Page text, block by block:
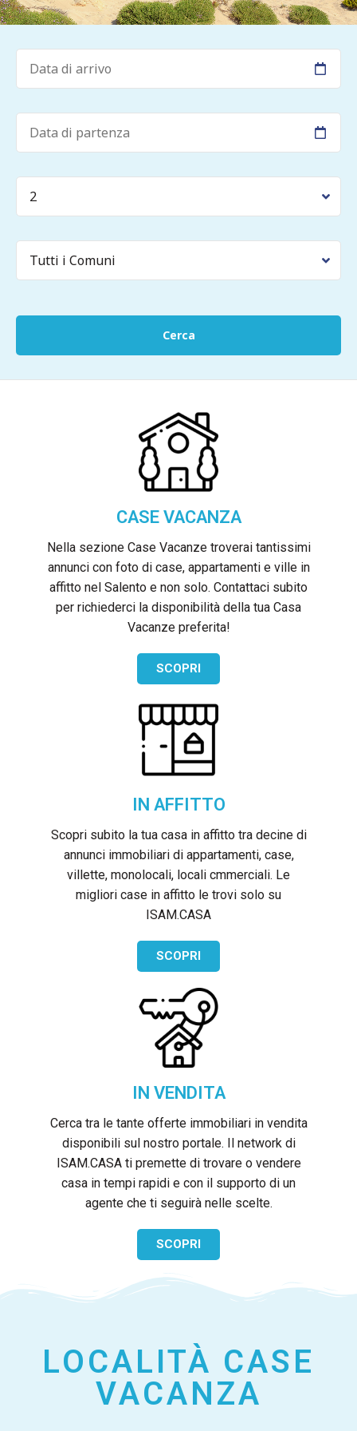
CASE VACANZA
Nella sezione Case Vacanze troverai tantissimi
annunci con foto di case, appartamenti e ville in
affitto nel Salento e non solo. Contattaci subito
per richiederci la disponibilità della tua Casa
Vacanze preferita!
SCOPRI
IN AFFITTO
Scopri subito la tua casa in affitto tra decine di
annunci immobiliari di appartamenti, case,
villette, monolocali, locali cmmerciali. Le
migliori case in affitto le trovi solo su
ISAM.CASA
SCOPRI
IN VENDITA
Cerca tra le tante offerte immobiliari in vendita
disponibili sul nostro portale. Il network di
ISAM.CASA ti premette di trovare o vendere
casa in tempi rapidi e con il supporto di un
agente che ti seguirà nelle scelte.
SCOPRI
LOCALITÀ CASE
VACANZA